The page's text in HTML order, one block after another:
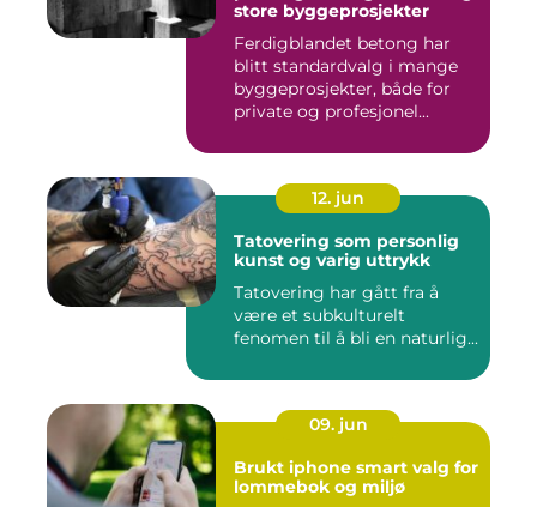
store byggeprosjekter
Ferdigblandet betong har
blitt standardvalg i mange
byggeprosjekter, både for
private og profesjonel...
12. jun
Tatovering som personlig
kunst og varig uttrykk
Tatovering har gått fra å
være et subkulturelt
fenomen til å bli en naturlig...
09. jun
Brukt iphone smart valg for
lommebok og miljø